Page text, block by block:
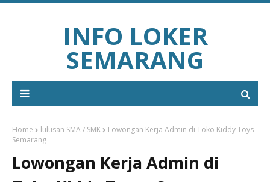
INFO LOKER
SEMARANG
Home lulusan SMA / SMK
Lowongan Kerja Admin di Toko Kiddy Toys -
Semarang
Lowongan Kerja Admin di